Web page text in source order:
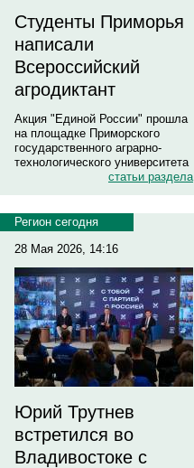
Студенты Приморья
написали
Всероссийский
агродиктант
Акция "Единой России" прошла
на площадке Приморского
государственного аграрно-
технологического университета
статьи раздела
Регион сегодня
28 Мая 2026, 14:16
Юрий Трутнев
встретился во
Владивостоке с